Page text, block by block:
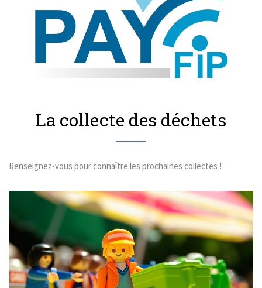
EN SAVOIR PLUS
La collecte des déchets
Renseignez-vous pour connaître les prochaines collectes !